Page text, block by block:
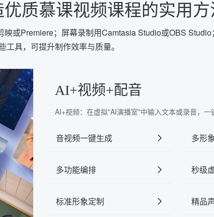
质慕课视频课程的实用方
或Premiere；屏幕录制用Camtasia Studio或OBS
工具，可提升制作效率与质量。
AI+视频+配音
AI+视频：在虚拟"AI演播室"中输入文本或录音，
音视频一键生成 多形
多功能编排 秒级
标准形象定制 精品